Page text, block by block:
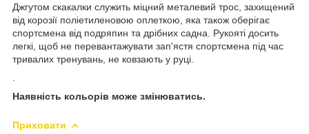
Джгутом скакалки служить міцний металевий трос, захищений
від корозії поліетиленовою оплеткою, яка також оберігає
спортсмена від подряпин та дрібних садна. Рукояті досить
легкі, щоб не перевантажувати зап'ястя спортсмена під час
тривалих тренувань, не ковзають у руці.
Наявність кольорів може змінюватись.
Приховати